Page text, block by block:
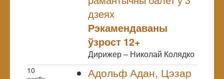
дзеях
Рэкамендаваны
ўзрост 12+
Дирижер – Николай Колядко
10
Адольф Адан, Цэзар